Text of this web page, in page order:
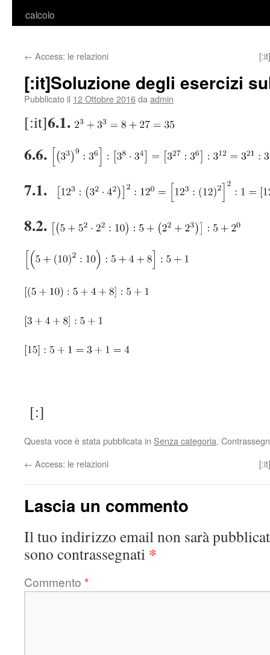
calcolo
← Access: le relazioni
[:it]Soluzione degli esercizi
Pubblicato il 12 Ottobre 2016da admin
[:it]6.1.
6.6.
7.1.
8.2.
[:]
Questa voce è stata pubblicata in Senza categoria.
← Access: le relazioni
Lascia un commento
Il tuo indirizzo email non sarà
sono contrassegnati *
Commento *